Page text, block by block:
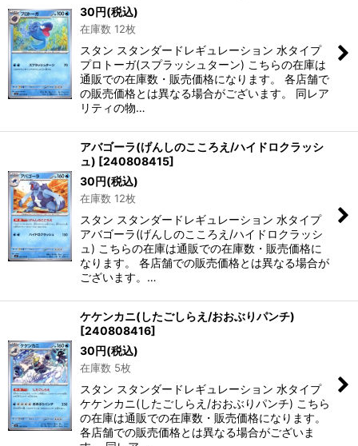
30円(税込)
在庫数 12枚
スタン スタンダードレギュレーション 水タイプ
プロトーガ(スプラッシュターン) こちらの在庫は
通販での在庫数・販売価格になります。 各店舗で
の販売価格とは異なる場合がございます。 同レア
リティの物…
アバゴーラ(げんしのこころえ/ハイドロクラッシ
ュ) [240808415]
30円(税込)
在庫数 12枚
スタン スタンダードレギュレーション 水タイプ
アバゴーラ(げんしのこころえ/ハイドロクラッシ
ュ) こちらの在庫は通販での在庫数・販売価格に
なります。 各店舗での販売価格とは異なる場合が
ございます。…
ケケンカニ(したごしらえ/おおぶりパンチ)
[240808416]
30円(税込)
在庫数 5枚
スタン スタンダードレギュレーション 水タイプ
ケケンカニ(したごしらえ/おおぶりパンチ) こちら
の在庫は通販での在庫数・販売価格になります。
各店舗での販売価格とは異なる場合がございま